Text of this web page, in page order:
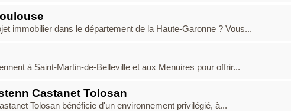
immobilier dans le département de la Haute-Garonne ? Vous...
à Saint-Martin-de-Belleville et aux Menuires pour offrir...
Castanet Tolosan
Tolosan bénéficie d'un environnement privilégié, à...